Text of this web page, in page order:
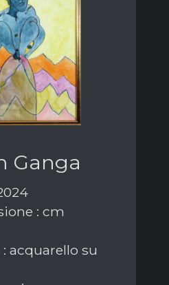
Ganga
: cm
acquarello su